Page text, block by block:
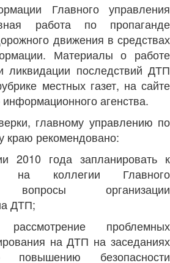
Главного управления
работа по пропаганде
движения в средствах
Материалы о работе
ликвидации последствий ДТП
местных газет, на сайте
информационного агенства.
главному управлению по
краю рекомендовано:
2010 года запланировать к
на коллегии Главного
вопросы организации
ДТП;
рассмотрение проблемных
на ДТП на заседаниях
повышению безопасности